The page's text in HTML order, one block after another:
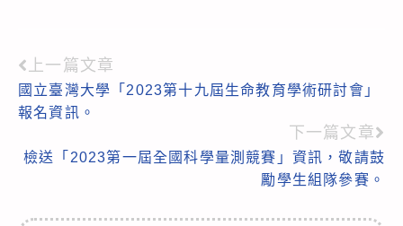
Read
more
上一篇文章
國立臺灣大學「2023第十九屆生命教育學術研討會」
報名資訊。
下一篇文章
檢送「2023第一屆全國科學量測競賽」資訊，敬請鼓
勵學生組隊參賽。